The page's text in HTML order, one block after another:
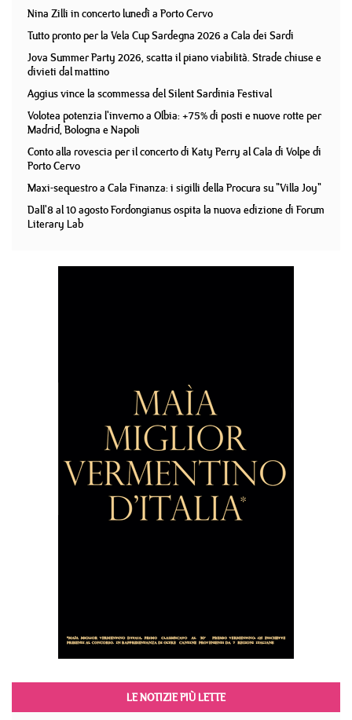
Nina Zilli in concerto lunedì a Porto Cervo
Tutto pronto per la Vela Cup Sardegna 2026 a Cala dei Sardi
Jova Summer Party 2026, scatta il piano viabilità. Strade chiuse e
divieti dal mattino
Aggius vince la scommessa del Silent Sardinia Festival
Volotea potenzia l'inverno a Olbia: +75% di posti e nuove rotte per
Madrid, Bologna e Napoli
Conto alla rovescia per il concerto di Katy Perry al Cala di Volpe di
Porto Cervo
Maxi-sequestro a Cala Finanza: i sigilli della Procura su "Villa Joy"
Dall'8 al 10 agosto Fordongianus ospita la nuova edizione di Forum
Literary Lab
LE NOTIZIE PIÙ LETTE